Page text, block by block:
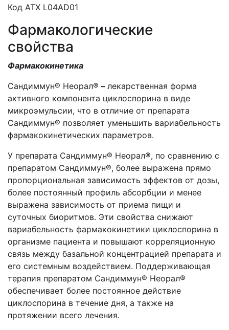
Код АТХ L04AD01
Фармакологические
свойства
Фармакокинетика
Сандиммун® Неорал® – лекарственная форма
активного компонента циклоспорина в виде
микроэмульсии, что в отличие от препарата
Сандиммун® позволяет уменьшить вариабельность
фармакокинетических параметров.
У препарата Сандиммун® Неорал®, по сравнению с
препаратом Сандиммун®, более выражена прямо
пропорциональная зависимость эффектов от дозы,
более постоянный профиль абсорбции и менее
выражена зависимость от приема пищи и
суточных биоритмов. Эти свойства снижают
вариабельность фармакокинетики циклоспорина в
организме пациента и повышают корреляционную
связь между базальной концентрацией препарата и
его системным воздействием. Поддерживающая
терапия препаратом Сандиммун® Неорал®
обеспечивает более постоянное действие
циклоспорина в течение дня, а также на
протяжении всего лечения.